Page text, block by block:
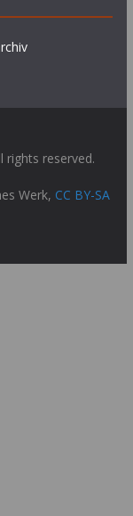
rights reserved.
Werk, CC BY-SA